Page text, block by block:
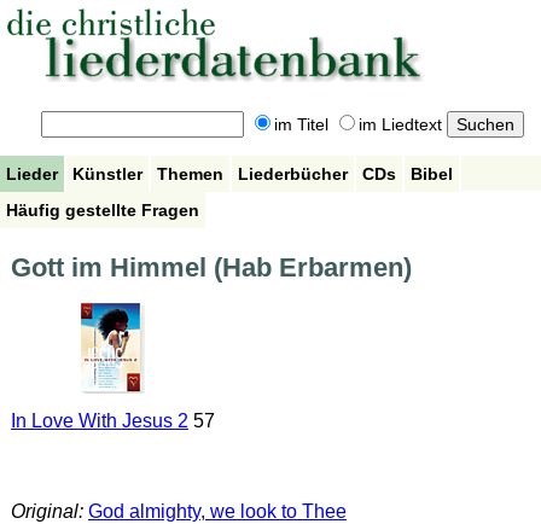
im Titel im Liedtext
Lieder Künstler Themen Liederbücher CDs
Bibel
Häufig gestellte Fragen
Gott im Himmel (Hab Erbarmen)
In Love With Jesus 2 57
Original: God almighty, we look to Thee